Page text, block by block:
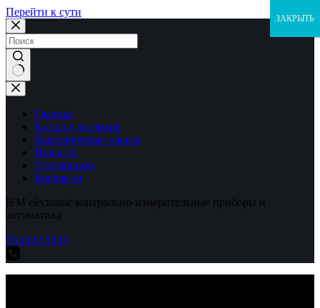
Перейти к сути
Ничего
не
найденоГлавная
Каталог датчиков
Выполненные заказы
Новости
О компании
Контакты
IFM electronic контрольно-измерительные приборы и
автоматика
Explore Shop
ЗАКРЫТЬ